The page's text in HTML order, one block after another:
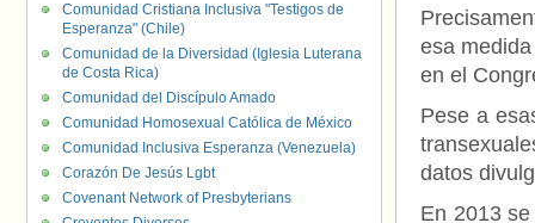
esa
en el
Pese a
datos
En 2013
Comunidad Cristiana Inclusiva "Testigos de
Esperanza" (Chile)
Comunidad de la Diversidad (Iglesia Luterana
de Costa Rica)
Comunidad del Discípulo Amado
Comunidad Homosexual Católica de México
Comunidad Inclusiva Esperanza (Venezuela)
Corazón De Jesús Lgbt
Covenant Network of Presbyterians